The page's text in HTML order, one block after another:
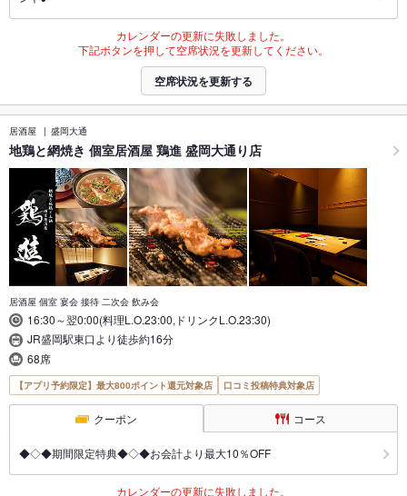
カレンダーの更新に失敗しました。
下記ボタンを押して空席状況を更新してください。
空席状況を更新する
居酒屋 盛岡大通
地鶏と網焼き 個室居酒屋 鶏進 盛岡大通り店
居酒屋 個室 宴会 接待 二次会 飲み会
16:30～翌0:00(料理L.O.23:00,ドリンクL.O.23:30)
JR盛岡駅東口より徒歩約16分
68席
【アプリ予約限定】最大800ポイント還元対象店 口コミ投稿特典対象店
クーポン コース
◆◇◆期間限定特典◆◇◆お会計より最大10％OFF
カレンダーの更新に失敗しました。